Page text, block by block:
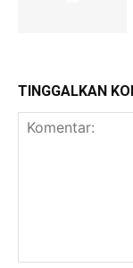
TINGGALKAN